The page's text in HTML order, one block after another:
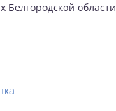
Белгородской области